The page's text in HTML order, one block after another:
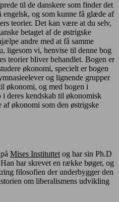
til de danskere som finder det
og som kunne få glæde af
teorier. Det kan være at du selv,
betaget af de østrigske
andre med at få samme
ligesom vi, henvise til denne bog
teorier bliver behandlet. Bogen er
økonomi, specielt er bogen
og lignende grupper
økonomi, og med bogen i
i deres kendskab til økonomisk
af økonomi som den østrigske
Mises Instituttet og har sin Ph.D
har skrevet en række bøger, og
filosofien der underbygger den
om liberalismens udvikling